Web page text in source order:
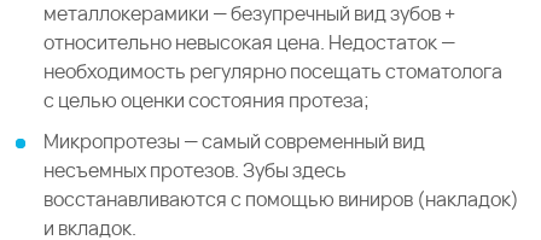
металлокерамики — безупречный вид зубов +
относительно невысокая цена. Недостаток —
необходимость регулярно посещать стоматолога
с целью оценки состояния протеза;
Микропротезы — самый современный вид
несъемных протезов. Зубы здесь
восстанавливаются с помощью виниров (накладок)
и вкладок.